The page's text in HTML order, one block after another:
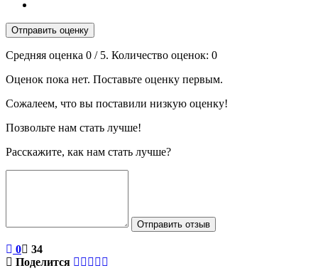
Отправить оценку
Средняя оценка 0 / 5. Количество оценок: 0
Оценок пока нет. Поставьте оценку первым.
Сожалеем, что вы поставили низкую оценку!
Позвольте нам стать лучше!
Расскажите, как нам стать лучше?
Отправить отзыв
0
34
Поделится